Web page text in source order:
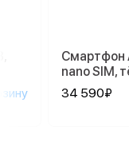
Смартфон
nano SIM,
34 590₽